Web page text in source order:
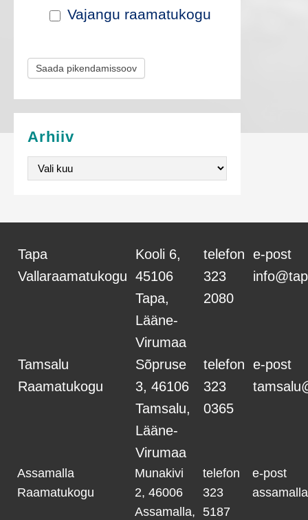
i
s
e
v
Vajangu raamatukogu
Saada pikendamissoov
Arhiiv
Arhiiv
Tapa
Vallaraamatukogu
Kooli 6,
45106
Tapa,
Lääne-
Virumaa
telefon
323
2080
e-post
Tamsalu
Raamatukogu
Sõpruse
3, 46106
Tamsalu,
Lääne-
Virumaa
telefon
323
0365
e-post
Assamalla
Raamatukogu
Munakivi
2, 46006
Assamalla,
telefon
323
5187
e-post